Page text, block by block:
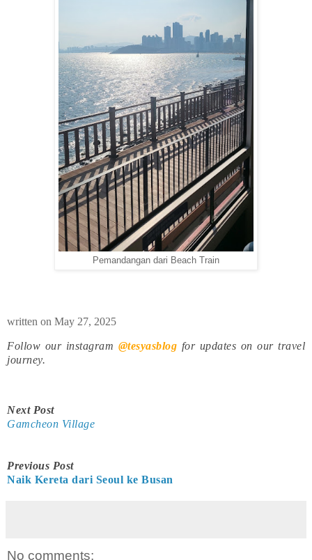
Pemandangan dari Beach Train
written on May 27, 2025
Follow our instagram @tesyasblog for updates on our travel
journey.
Next Post
Gamcheon Village
Previous Post
Naik Kereta dari Seoul ke Busan
No comments: